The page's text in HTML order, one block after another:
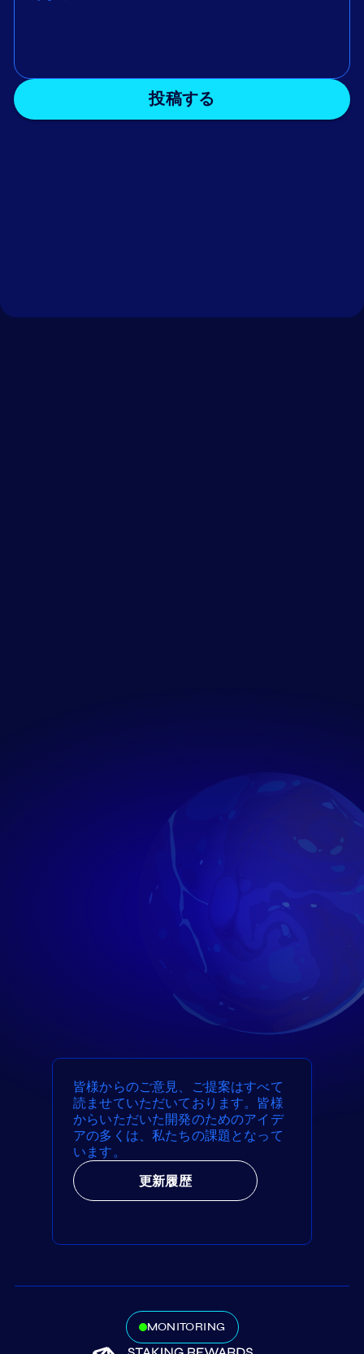
投稿する
皆様からのご意見、ご提案はすべて
読ませていただいております。皆様
からいただいた開発のためのアイデ
アの多くは、私たちの課題となって
います。
更新履歴
MONITORING